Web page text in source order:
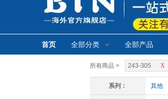
首页 全部分类 全部产品
所有商品 > X
243-305
系列： 其他